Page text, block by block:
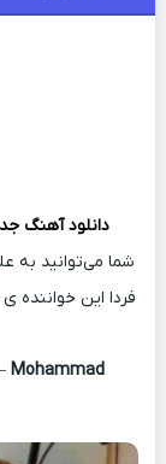
دانلود آهنگ
شما می‌توانید به
فردا این خواننده
Mohammad